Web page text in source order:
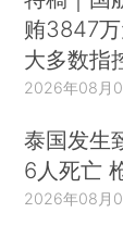
贿3847
大多数指
2026年08月
泰国发生
6人死亡
2026年08月